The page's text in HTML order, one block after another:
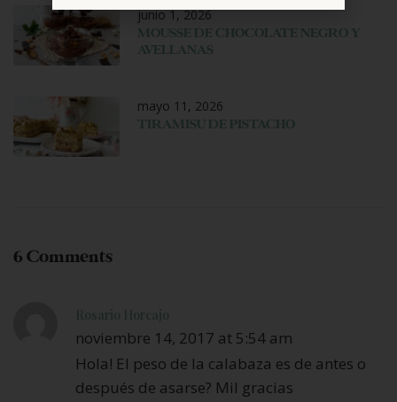
junio 1, 2026
MOUSSE DE CHOCOLATE NEGRO Y
AVELLANAS
mayo 11, 2026
TIRAMISU DE PISTACHO
6 Comments
Rosario Horcajo
noviembre 14, 2017 at 5:54 am
Hola! El peso de la calabaza es de antes o
después de asarse? Mil gracias